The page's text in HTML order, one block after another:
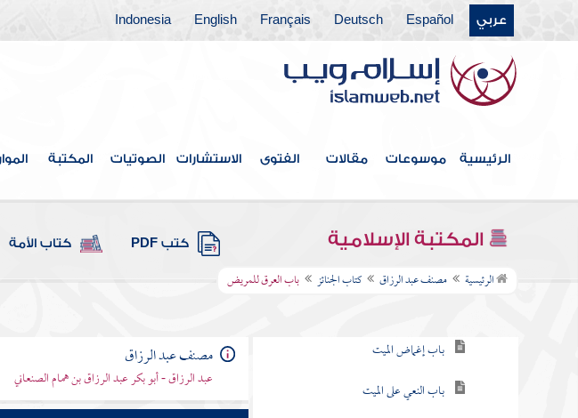
عربي Español
Deutsch
Français
English
Indonesia
الرئيسية موسوعات مقالات الفتوى الاستشارات الصوتيات المكتبة
المكتبة الإسلامية كتب PDF كتاب الأمة
الرئيسية مصنف عبد الرزاق كتاب الجنائز باب العرق للمريض
كتاب الطهارة
كتاب الحيض
كتاب الصلاة
كتاب الجمعة
كتاب صلاة العيدين
كتاب فضائل القرآن
كتاب الجنائز
باب إغماض الميت
باب النعي على الميت
مصنف عبد الرزاق
عبد الرزاق - أبو بكر عبد الرزاق بن همام الصنعاني